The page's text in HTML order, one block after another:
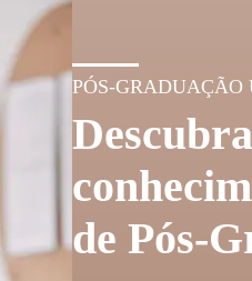
PÓS-GRADUAÇÃO
de Pós-